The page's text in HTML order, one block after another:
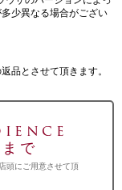
少異なる場合がござい
品とさせて頂きます。
で
頭にご用意させて頂